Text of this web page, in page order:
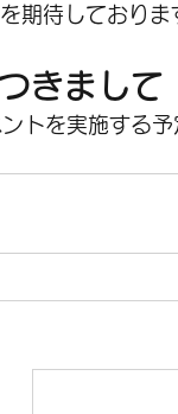
期待しておりま
きまして
トを実施する予